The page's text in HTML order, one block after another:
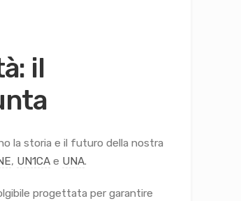
il
la storia e il futuro della nostra
, UN1CAe UNA.
progettata per garantire